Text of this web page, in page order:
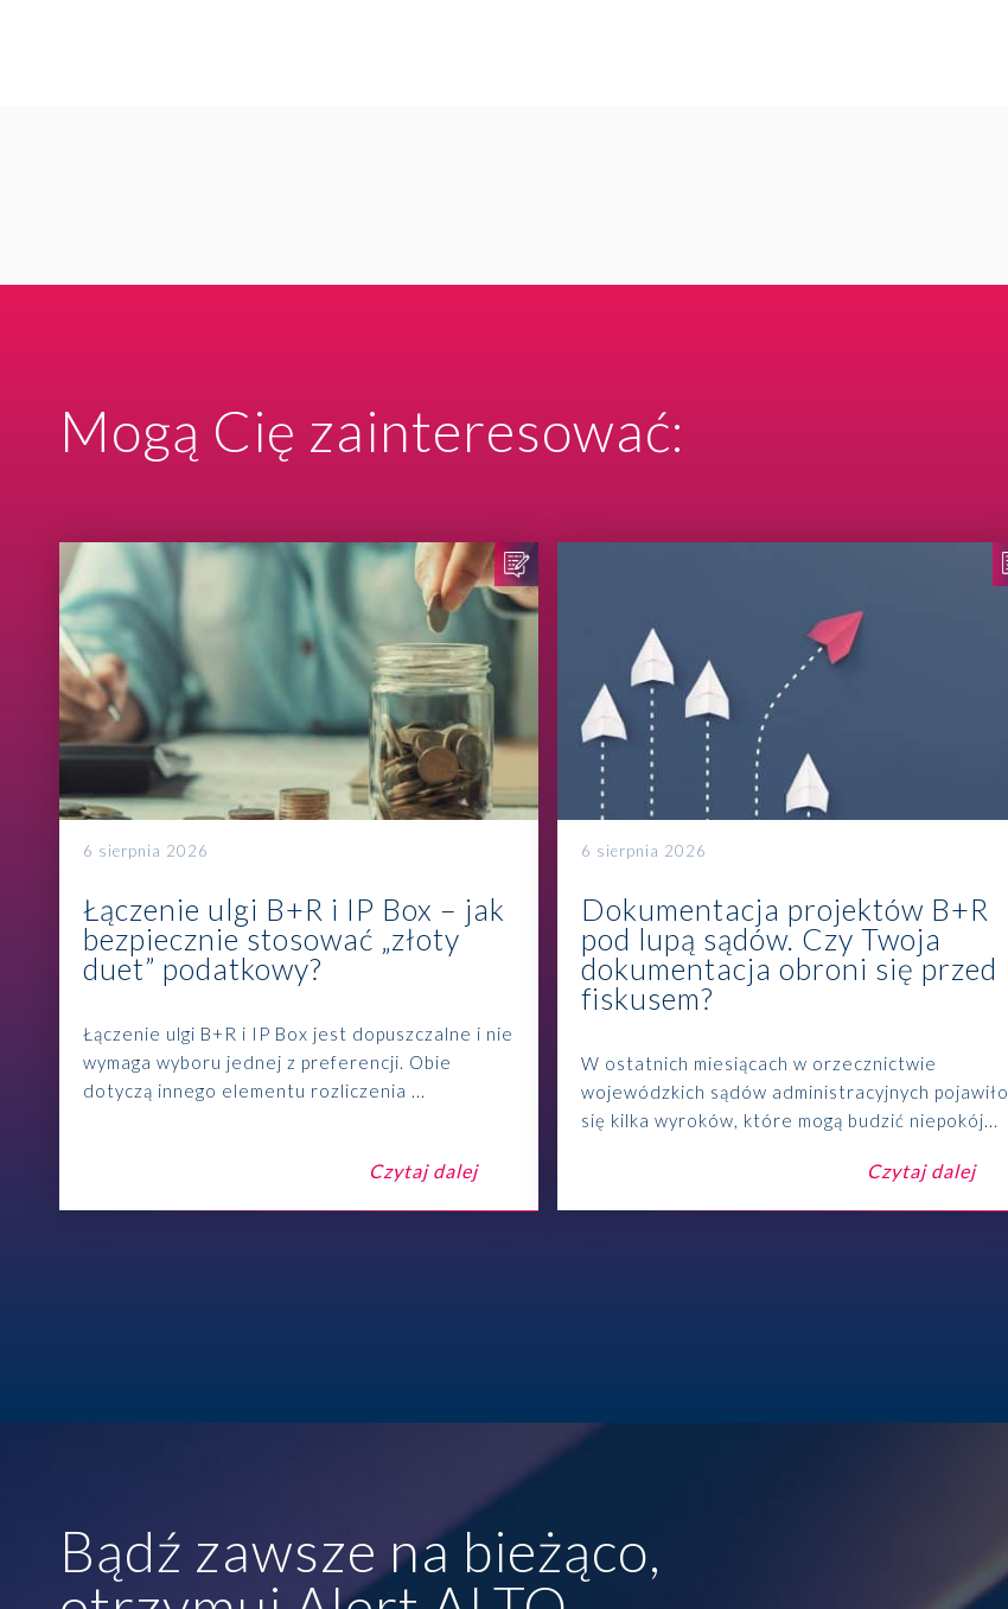
Mogą Cię zainteresować:
6 sierpnia 2026
Łączenie ulgi B+R i IP Box – jak
bezpiecznie stosować „złoty
duet” podatkowy?
Łączenie ulgi B+R i IP Box jest dopuszczalne i nie
wymaga wyboru jednej z preferencji. Obie
dotyczą innego elementu rozliczenia ...
Czytaj dalej
6 sierpnia 2026
Dokumentacja projektów B+R
pod lupą sądów. Czy Twoja
dokumentacja obroni się przed
fiskusem?
W ostatnich miesiącach w orzecznictwie
wojewódzkich sądów administracyjnych pojawiło
się kilka wyroków, które mogą budzić niepokój...
Czytaj dalej
Bądź zawsze na bieżąco,